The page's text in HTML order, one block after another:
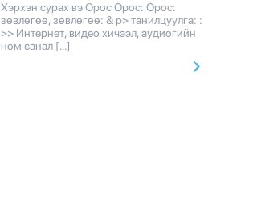
Хэрхэн сурах вэ Орос Орос: Орос:
зөвлөгөө, зөвлөгөө: & p> танилцуулга: :
>> Интернет, видео хичээл, аудиогийн
ном санал […]